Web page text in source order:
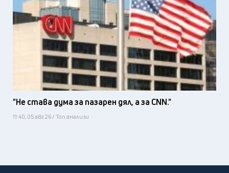
"Не става дума за пазарен дял, а за CNN."
11:40, 05 авг 26 / Топ анализи